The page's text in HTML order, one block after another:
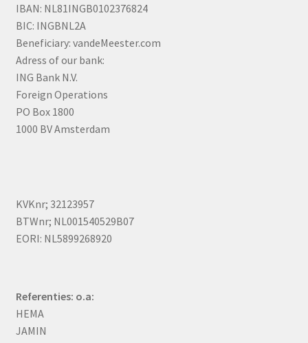
IBAN: NL81INGB0102376824
BIC: INGBNL2A
Beneficiary: vandeMeester.com
Adress of our bank:
ING Bank N.V.
Foreign Operations
PO Box 1800
1000 BV Amsterdam
KVKnr; 32123957
BTWnr; NL001540529B07
EORI: NL5899268920
Referenties: o.a:
HEMA
JAMIN